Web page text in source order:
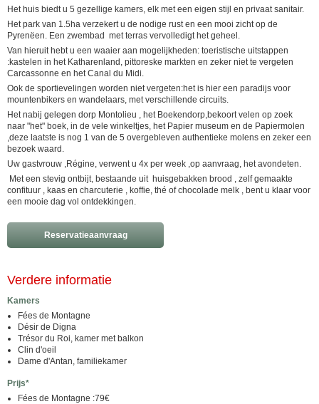
Het huis biedt u 5 gezellige kamers, elk met een eigen stijl en privaat sanitair.
Het park van 1.5ha verzekert u de nodige rust en een mooi zicht op de
Pyrenëen. Een zwembad met terras vervolledigt het geheel.
Van hieruit hebt u een waaier aan mogelijkheden: toeristische uitstappen
:kastelen in het Katharenland, pittoreske markten en zeker niet te vergeten
Carcassonne en het Canal du Midi.
Ook de sportievelingen worden niet vergeten:het is hier een paradijs voor
mountenbikers en wandelaars, met verschillende circuits.
Het nabij gelegen dorp Montolieu , het Boekendorp,bekoort velen op zoek
naar "het" boek, in de vele winkeltjes, het Papier museum en de Papiermolen
,deze laatste is nog 1 van de 5 overgebleven authentieke molens en zeker een
bezoek waard.
Uw gastvrouw ,Régine, verwent u 4x per week ,op aanvraag, het avondeten.
Met een stevig ontbijt, bestaande uit huisgebakken brood , zelf gemaakte
confituur , kaas en charcuterie , koffie, thé of chocolade melk , bent u klaar voor
een mooie dag vol ontdekkingen.
Reservatieaanvraag
Verdere informatie
Kamers
Fées de Montagne
Désir de Digna
Trésor du Roi, kamer met balkon
Clin d'oeil
Dame d'Antan, familiekamer
Prijs*
Fées de Montagne :79€